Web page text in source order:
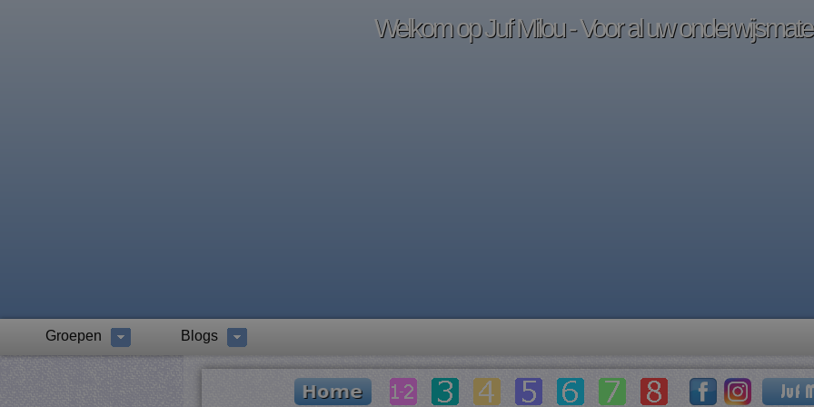
Welkom op Juf Milou - Voor al uw
Groepen Blogs